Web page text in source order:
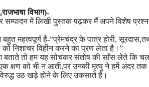
विभाग)-
में लिखी पुस्तक पढ़कर मैं अपने विशेष
महत्वपूर्ण है-“प्रेमचंद्र के पात्र होरी,
निशाचर विहीन करने का प्रण लेता है।”
बताते तो हम यह सोचकर संतोष की साँस लेते कि
क्षण को भी न आती,पर उनकी मृत्यु ने हमें अंदर
उठ खड़े होने के लिए उकसाते हैं।